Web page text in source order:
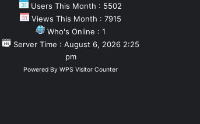
Users This Month : 5502
Views This Month : 7915
Who's Online : 1
Server Time : August 6, 2026 2:25
pm
Powered By WPS Visitor Counter